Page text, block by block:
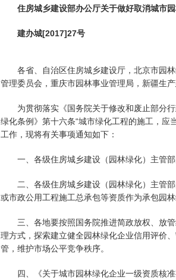
住房城乡建设部办公厅关于做好取消城市
建办城[2017]27号
各省、自治区住房城乡建设厅，北京市园
管理委员会，重庆市园林事业管理局，新疆生
为贯彻落实《国务院关于修改和废止部分
绿化条例》第十六条“城市绿化工程的施工，应
工作，现将有关事项通知如下：
一、各级住房城乡建设（园林绿化）主管
二、各级住房城乡建设（园林绿化）主管
或市政公用工程施工总承包等资质作为承包园
三、各地要按照国务院推进简政放权、放
理方式，探索建立健全园林绿化企业信用评价
管，维护市场公平竞争秩序。
四、《关于城市园林绿化企业一级资质核